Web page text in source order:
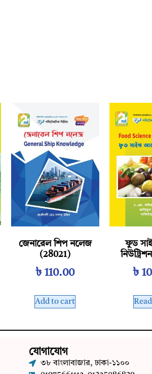
জেনারেল শিপ নলেজ
(28021)
৳110.00
Add to cart
ফুড
৳
যোগাযোগ
৩৮ বাংলাবাজার, ঢাকা-১১০০